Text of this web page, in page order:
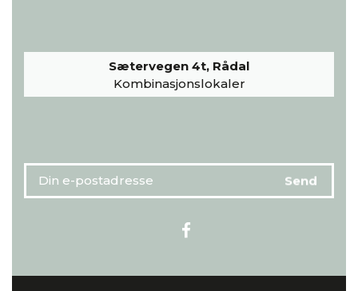
Sætervegen 4t, Rådal
Kombinasjonslokaler